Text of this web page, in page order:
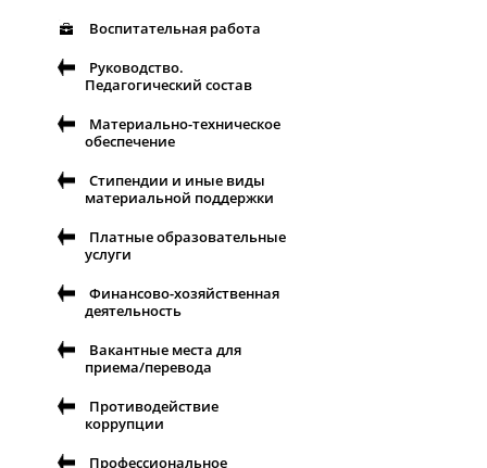
Воспитательная работа
Руководство.
Педагогический состав
Материально-техническое
обеспечение
Стипендии и иные виды
материальной поддержки
Платные образовательные
услуги
Финансово-хозяйственная
деятельность
Вакантные места для
приема/перевода
Противодействие
коррупции
Профессиональное